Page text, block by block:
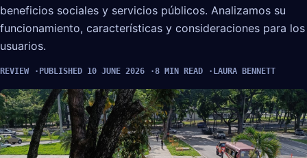
beneficios sociales y servicios públicos. Analizamos su
funcionamiento, características y consideraciones para los
usuarios.
REVIEW PUBLISHED 10 JUNE 2026 8 MIN READ LAURA BENNETT